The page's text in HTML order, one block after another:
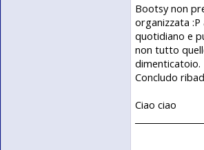
Bootsy non
organizzata
quotidiano e
non tutto
dimenticatoio.
Concludo
Ciao ciao